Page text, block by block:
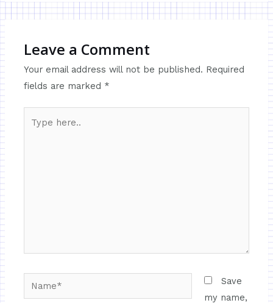
Leave a Comment
Your email address will not be published. Required
fields are marked *
Save
my name,